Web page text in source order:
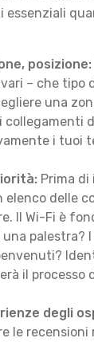
essenziali
posizione:
– che tipo
una
collegamenti
i tuoi
Prima di
elenco delle
Il Wi-Fi è
palestra?
il processo
degli
le recensioni